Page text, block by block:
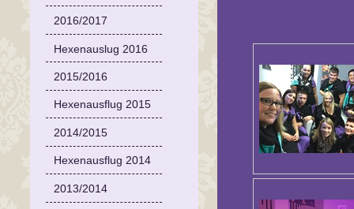
2016/2017
Hexenauslug 2016
2015/2016
Hexenausflug 2015
2014/2015
Hexenausflug 2014
2013/2014